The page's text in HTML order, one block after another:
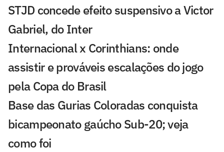
STJD concede efeito suspensivo a Victor
Gabriel, do Inter
Internacional x Corinthians: onde
assistir e prováveis escalações do jogo
pela Copa do Brasil
Base das Gurias Coloradas conquista
bicampeonato gaúcho Sub-20; veja
como foi